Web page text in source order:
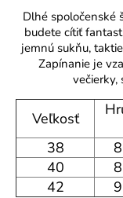
Dlhé spoločenské
budete cítiť
jemnú sukňu,
Zapínanie je
večierky,
Veľkosť
38
40
42
o
ú
m